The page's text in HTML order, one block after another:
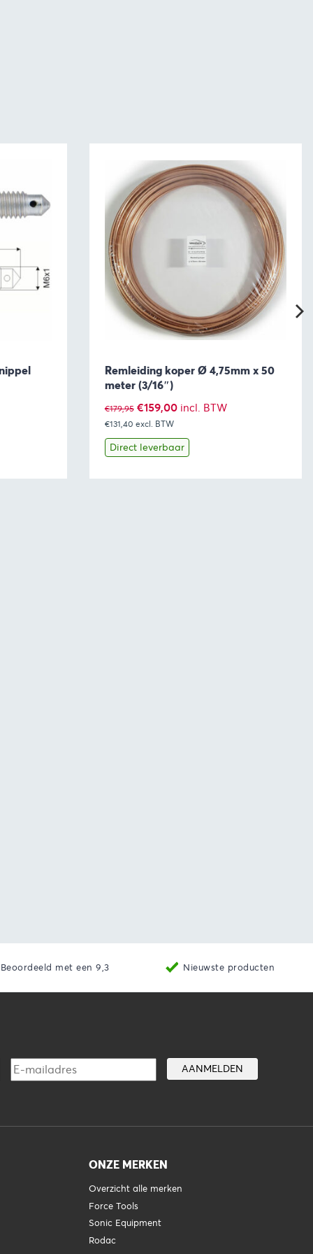
Remleiding koper Ø 4,75mm x 50
meter (3/16″)
€179,95 Oorspronkelijke
prijs
was:
€159,00Huidige
is:
incl. BTW
€131,40 excl. BTW
Direct leverbaar
Beoordeeld met een 9,3 Nieuwste producten
ONZE MERKEN
Overzicht alle merken
Force Tools
Sonic Equipment
Rodac